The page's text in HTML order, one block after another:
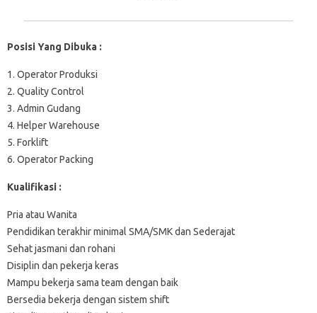
Posisi Yang Dibuka :
1. Operator Produksi
2. Quality Control
3. Admin Gudang
4. Helper Warehouse
5. Forklift
6. Operator Packing
Kualifikasi :
Pria atau Wanita
Pendidikan terakhir minimal SMA/SMK dan Sederajat
Sehat jasmani dan rohani
Disiplin dan pekerja keras
Mampu bekerja sama team dengan baik
Bersedia bekerja dengan sistem shift